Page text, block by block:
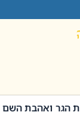
הגר ואהבת השם